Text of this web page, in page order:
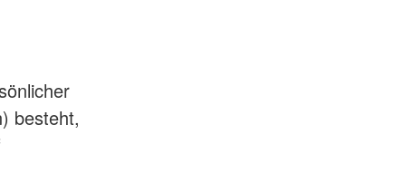
besteht,